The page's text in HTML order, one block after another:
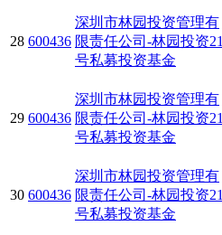
28 600436
深圳市林园投资管理有
限责任公司-林园投资21
号私募投资基金
29 600436
深圳市林园投资管理有
限责任公司-林园投资21
号私募投资基金
30 600436
深圳市林园投资管理有
限责任公司-林园投资21
号私募投资基金